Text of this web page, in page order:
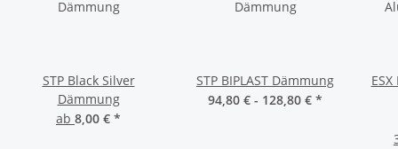
STP Black Silver
Dämmung
ab 8,00 € *
STP BIPLAST Dämmung
94,80 € - 128,80 € *